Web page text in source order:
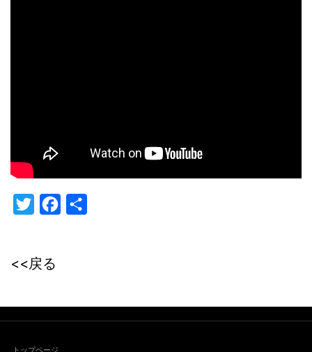
TwitterFacebook
<<戻る
トップページ